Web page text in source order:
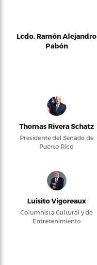
Lcdo. Ramón Alejandro
Pabón
Thomas Rivera Schatz
Presidente del Senado de
Puerto Rico
Luisito Vigoreaux
Columnista Cultural y de
Entretenimiento